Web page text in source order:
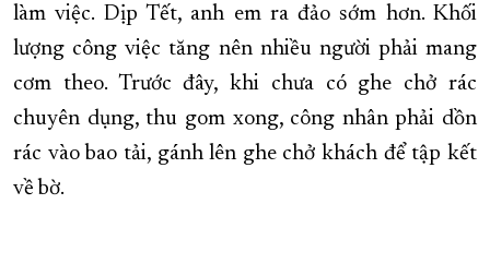
làm việc. Dịp Tết, anh em ra đảo sớm hơn. Khối
lượng công việc tăng nên nhiều người phải mang
cơm theo. Trước đây, khi chưa có ghe chở rác
chuyên dụng, thu gom xong, công nhân phải dồn
rác vào bao tải, gánh lên ghe chở khách để tập kết
về bờ.